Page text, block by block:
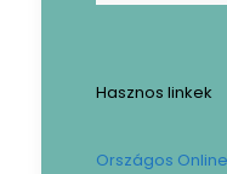
Hasznos linkek
Országos